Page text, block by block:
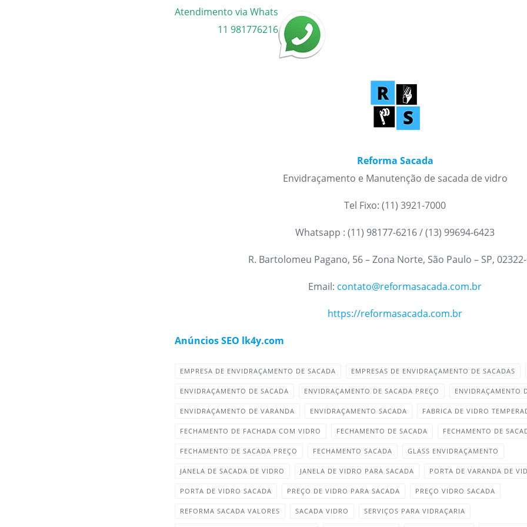
Atendimento via Whats
11 981776216
Reforma Sacada
Envidraçamento e Manutenção de sacada de vidro
Tel Fixo: (11) 3921-7000
Whatsapp : (11) 98177-6216 / (13) 99694-6423
R. Bartolomeu Pagano, 56 – Zona Norte, São Paulo – SP,
Email: contato@reformasacada.com.br
https://reformasacada.com.br
Anúncios SEO lk4y.com
EMPRESA DE ENVIDRAÇAMENTO DE SACADA EMPRESAS DE ENVIDRAÇAMENTO DE SACADAS
ENVIDRAÇAMENTO DE SACADA ENVIDRAÇAMENTO DE SACADA PREÇO ENVIDRAÇAMENTO
ENVIDRAÇAMENTO DE VARANDA ENVIDRAÇAMENTO SACADA FABRICA DE VIDRO
FECHAMENTO DE FACHADA COM VIDRO FECHAMENTO DE SACADA FECHAMENTO DE
FECHAMENTO DE SACADA PREÇO FECHAMENTO SACADA GLASS ENVIDRAÇAMENTO
JANELA DE SACADA DE VIDRO JANELA DE VIDRO PARA SACADA PORTA DE VARANDA DE
PORTA DE VIDRO SACADA PREÇO DE VIDRO PARA SACADA PREÇO VIDRO SACADA
REFORMA SACADA VALORES SACADA VIDRO SERVIÇOS PARA VIDRAÇARIA